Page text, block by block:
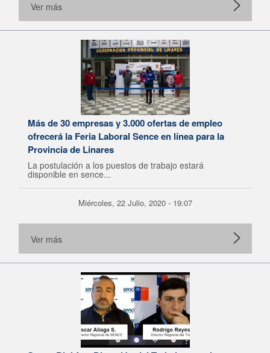
Ver más
Más de 30 empresas y 3.000 ofertas de empleo
ofrecerá la Feria Laboral Sence en línea para la
Provincia de Linares
La postulación a los puestos de trabajo estará
disponible en sence...
Miércoles, 22 Julio, 2020 - 19:07
Ver más